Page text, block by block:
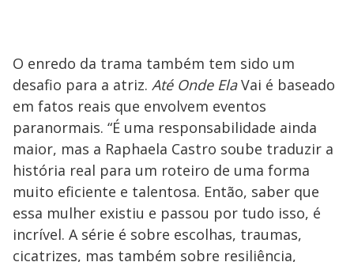
O enredo da trama também tem sido um
desafio para a atriz. Até Onde ElaVai é baseado
em fatos reais que envolvem eventos
paranormais. “É uma responsabilidade ainda
maior, mas a Raphaela Castro soube traduzir a
história real para um roteiro de uma forma
muito eficiente e talentosa. Então, saber que
essa mulher existiu e passou por tudo isso, é
incrível. A série é sobre escolhas, traumas,
cicatrizes, mas também sobre resiliência,